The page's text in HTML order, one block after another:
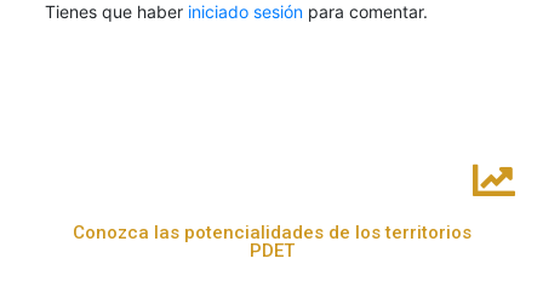
Tienes que haber iniciado sesión para comentar.
Conozca las potencialidades de los territorios
PDET